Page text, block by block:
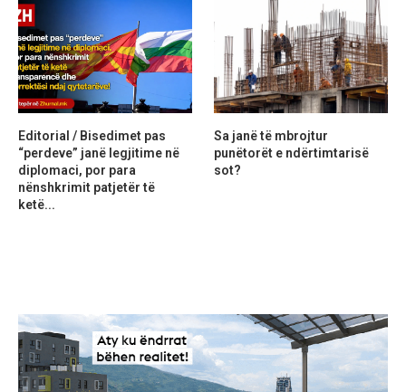
Editorial / Bisedimet pas
“perdeve” janë legjitime në
diplomaci, por para
nënshkrimit patjetër të
ketë...
Sa janë të mbrojtur
punëtorët e ndërtimtarisë
sot?